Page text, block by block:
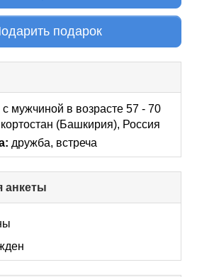
подарок
с мужчиной в возрасте 57 - 70
(Башкирия), Россия
дружба, встреча
анкеты
to